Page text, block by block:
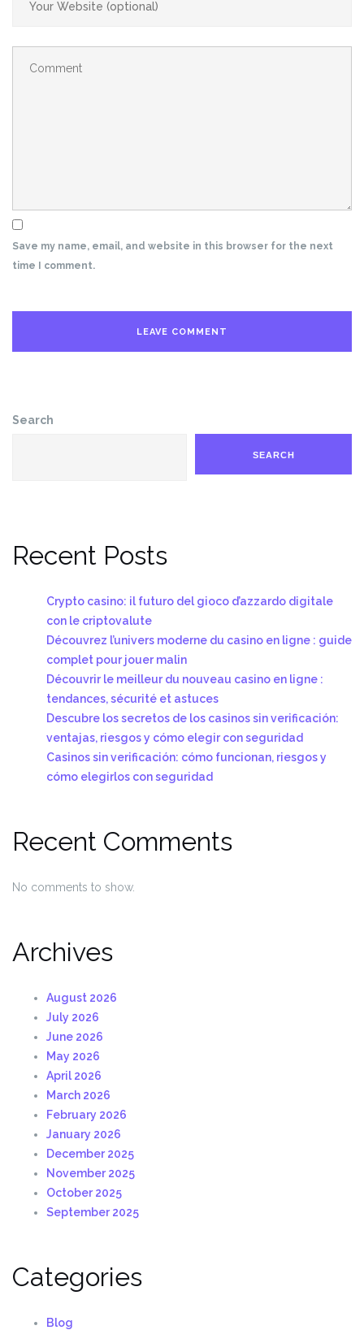
Save my name, email, and website in this browser for the next
time I comment.
Search
SEARCH
Recent Posts
Crypto casino: il futuro del gioco d’azzardo digitale
con le criptovalute
Découvrez l’univers moderne du casino en ligne : guide
complet pour jouer malin
Découvrir le meilleur du nouveau casino en ligne :
tendances, sécurité et astuces
Descubre los secretos de los casinos sin verificación:
ventajas, riesgos y cómo elegir con seguridad
Casinos sin verificación: cómo funcionan, riesgos y
cómo elegirlos con seguridad
Recent Comments
No comments to show.
Archives
August 2026
July 2026
June 2026
May 2026
April 2026
March 2026
February 2026
January 2026
December 2025
November 2025
October 2025
September 2025
Categories
Blog